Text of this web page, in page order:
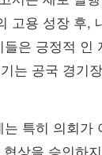
고용 성장 후,
은 긍정적 인
는 공국 경기
특히 의회가
상을 승인하